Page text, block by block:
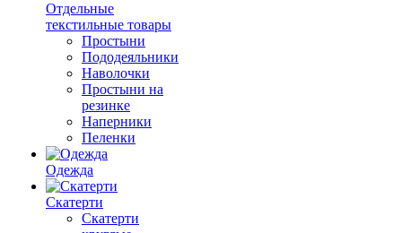
Отдельные
текстильные товары
Простыни
Пододеяльники
Наволочки
Простыни на
резинке
Наперники
Пеленки
Одежда
Скатерти
Скатерти